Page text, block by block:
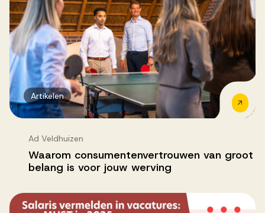
Artikelen
Ad Veldhuizen
Waarom consumentenvertrouwen van groot
belang is voor jouw werving